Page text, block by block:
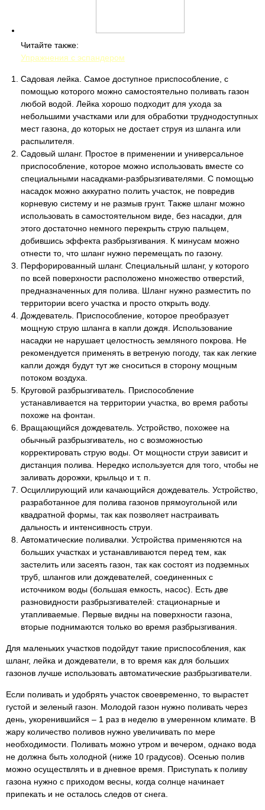
Читайте также:
Упражнения с эспандером
Садовая лейка. Самое доступное приспособление, с
помощью которого можно самостоятельно поливать газон
любой водой. Лейка хорошо подходит для ухода за
небольшими участками или для обработки труднодоступных
мест газона, до которых не достает струя из шланга или
распылителя.
Садовый шланг. Простое в применении и универсальное
приспособление, которое можно использовать вместе со
специальными насадками-разбрызгивателями. С помощью
насадок можно аккуратно полить участок, не повредив
корневую систему и не размыв грунт. Также шланг можно
использовать в самостоятельном виде, без насадки, для
этого достаточно немного перекрыть струю пальцем,
добившись эффекта разбрызгивания. К минусам можно
отнести то, что шланг нужно перемещать по газону.
Перфорированный шланг. Специальный шланг, у которого
по всей поверхности расположено множество отверстий,
предназначенных для полива. Шланг нужно разместить по
территории всего участка и просто открыть воду.
Дождеватель. Приспособление, которое преобразует
мощную струю шланга в капли дождя. Использование
насадки не нарушает целостность земляного покрова. Не
рекомендуется применять в ветреную погоду, так как легкие
капли дождя будут тут же сноситься в сторону мощным
потоком воздуха.
Круговой разбрызгиватель. Приспособление
устанавливается на территории участка, во время работы
похоже на фонтан.
Вращающийся дождеватель. Устройство, похожее на
обычный разбрызгиватель, но с возможностью
корректировать струю воды. От мощности струи зависит и
дистанция полива. Нередко используется для того, чтобы не
заливать дорожки, крыльцо и т. п.
Осциллирующий или качающийся дождеватель. Устройство,
разработанное для полива газонов прямоугольной или
квадратной формы, так как позволяет настраивать
дальность и интенсивность струи.
Автоматические поливалки. Устройства применяются на
больших участках и устанавливаются перед тем, как
застелить или засеять газон, так как состоят из подземных
труб, шлангов или дождевателей, соединенных с
источником воды (большая емкость, насос). Есть две
разновидности разбрызгивателей: стационарные и
утапливаемые. Первые видны на поверхности газона,
вторые поднимаются только во время разбрызгивания.
Для маленьких участков подойдут такие приспособления, как
шланг, лейка и дождеватели, в то время как для больших
газонов лучше использовать автоматические разбрызгиватели.
Если поливать и удобрять участок своевременно, то вырастет
густой и зеленый газон. Молодой газон нужно поливать через
день, укоренившийся – 1 раз в неделю в умеренном климате. В
жару количество поливов нужно увеличивать по мере
необходимости. Поливать можно утром и вечером, однако вода
не должна быть холодной (ниже 10 градусов). Осенью полив
можно осуществлять и в дневное время. Приступать к поливу
газона нужно с приходом весны, когда солнце начинает
припекать и не осталось следов от снега.